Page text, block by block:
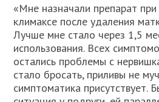
«Мне назначали препарат при
климаксе после удаления
Лучше мне стало через 1,5
использования. Всех
остались проблемы с
стало бросать, приливы не
симптоматика присутствует.